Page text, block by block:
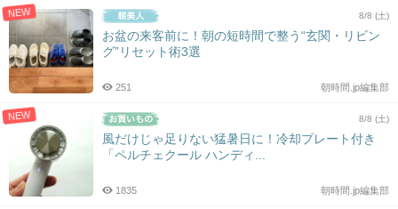
NEW 8/8 (土)
お盆の来客前に！朝の短時間で整う“玄関・リビン
グ”リセット術3選
朝時間.jp編集部
251
NEW 8/8 (土)
風だけじゃ足りない猛暑日に！冷却プレート付き
「ペルチェクール ハンディ...
朝時間.jp編集部
1835